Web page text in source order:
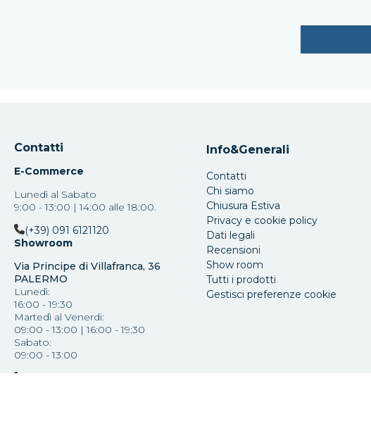
Contatti
E-Commerce
Lunedì al Sabato
9:00 - 13:00 | 14:00 alle 18:00.
(+39) 091 6121120
Showroom
Via Principe di Villafranca, 36
PALERMO
Lunedì:
16:00 - 19:30
Martedì al Venerdi:
09:00 - 13:00 | 16:00 - 19:30
Sabato:
09:00 - 13:00
Info&Generali
Contatti
Chi siamo
Chiusura Estiva
Privacy e cookie policy
Dati legali
Recensioni
Show room
Tutti i prodotti
Gestisci preferenze cookie